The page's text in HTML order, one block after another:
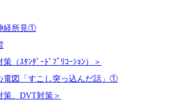
経所見①
（ｽﾀﾝﾀﾞｰﾄﾞﾌﾟﾘｺｰｼｮﾝ）＞
図「すこし突っ込んだ話」①
策、DVT対策＞